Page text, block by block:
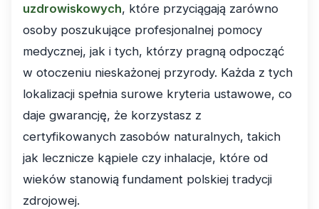
uzdrowiskowych, które przyciągają zarówno
osoby poszukujące profesjonalnej pomocy
medycznej, jak i tych, którzy pragną odpocząć
w otoczeniu nieskażonej przyrody. Każda z tych
lokalizacji spełnia surowe kryteria ustawowe, co
daje gwarancję, że korzystasz z
certyfikowanych zasobów naturalnych, takich
jak lecznicze kąpiele czy inhalacje, które od
wieków stanowią fundament polskiej tradycji
zdrojowej.